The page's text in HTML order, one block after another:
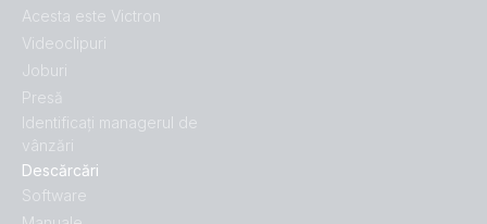
Descărcări
Software
Acesta este Victron
Videoclipuri
Joburi
Presă
Identificați managerul de
vânzări